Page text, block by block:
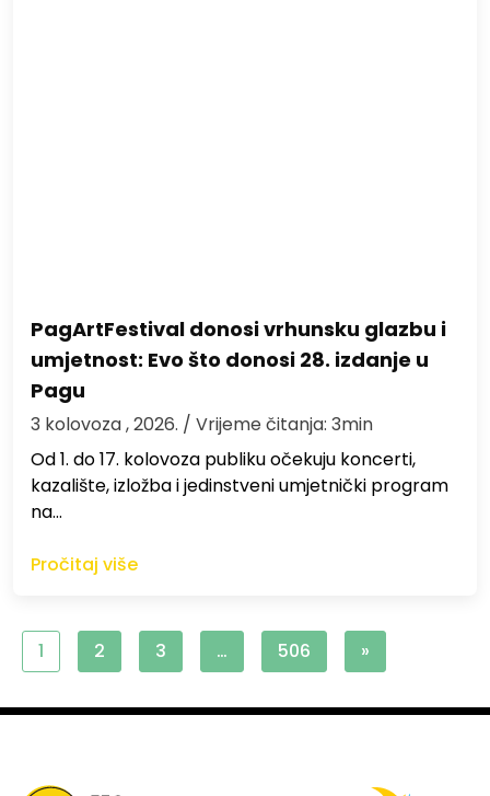
PagArtFestival donosi vrhunsku glazbu i
umjetnost: Evo što donosi 28. izdanje u
Pagu
3 kolovoza , 2026. / Vrijeme čitanja: 3min
Od 1. do 17. kolovoza publiku očekuju koncerti,
kazalište, izložba i jedinstveni umjetnički program
na…
Pročitaj više
1 2 3 … 506 »